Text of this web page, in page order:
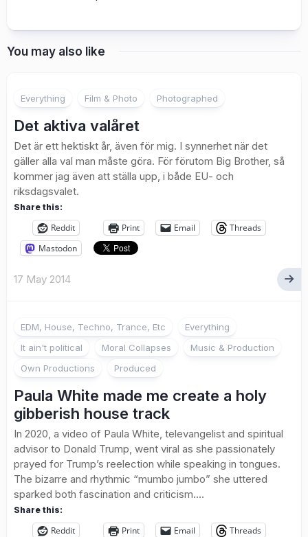
You may also like
Everything Film & Photo Photographed
Det aktiva valåret
Det är ett hektiskt år, även för mig. I synnerhet när det
gäller alla val man måste göra. För förutom Big Brother, så
kommer jag även att ställa upp, i både EU- och
riksdagsvalet.
Share this:
Reddit Print Email
Threads
Mastodon
17 May 2014
EDM, House, Techno, Trance, Etc
Everything
It ain't political
Moral Collapses
Music & Production
Own Productions
Produced
Paula White made me create a holy
gibberish house track
In 2020, a video of Paula White, televangelist and spiritual
advisor to Donald Trump, went viral as she passionately
prayed for Trump’s reelection while speaking in tongues.
The bizarre and rhythmic “mumbo jumbo” she uttered
sparked both fascination and criticism....
Share this:
Reddit Print Email
Threads